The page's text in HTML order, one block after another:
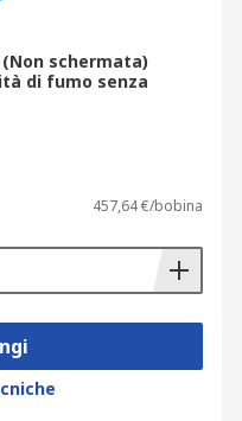
(Non schermata)
di fumo senza
457,64 €/bobina